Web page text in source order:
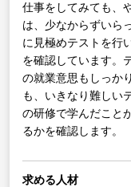
仕事をしてみても、
は、少なからずいら
に見極めテストを行
を確認しています。
の就業意思もしっか
も、いきなり難しい
の研修で学んだこと
るかを確認します。
求める人材